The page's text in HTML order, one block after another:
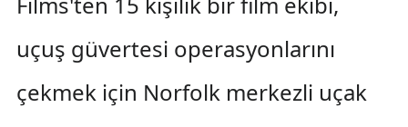
uçuş güvertesi operasyonlarını
çekmek için Norfolk merkezli uçak